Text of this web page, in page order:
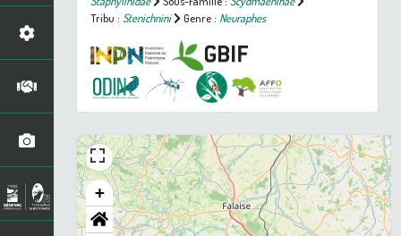
Tribu : Stenichnini Genre : Neuraphes
+